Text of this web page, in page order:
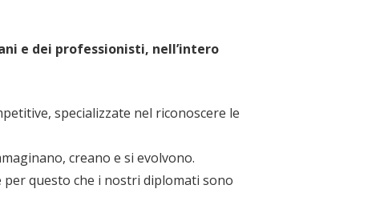
e dei professionisti, nell’intero
specializzate nel riconoscere le
creano e si evolvono.
questo che i nostri diplomati sono